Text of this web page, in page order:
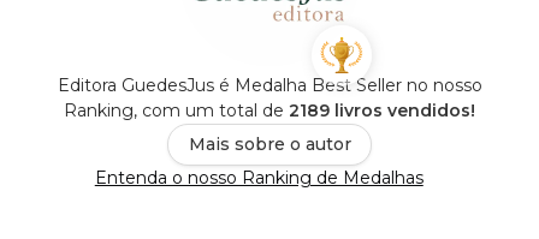
Editora GuedesJus é Medalha Best Seller no nosso
Ranking, com um total de 2189 livros vendidos!
Mais sobre o autor
Entenda o nosso Ranking de Medalhas